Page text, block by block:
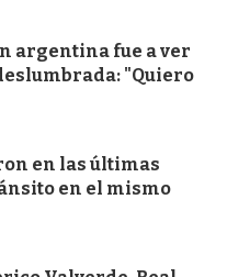
argentina fue a ver
"Quiero
en las últimas
en el mismo